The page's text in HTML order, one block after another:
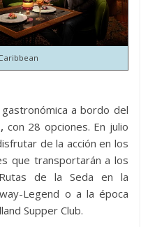
a bordo del
con 28 opciones. En julio
de la acción en los
que transportarán a los
de la Seda en la
Legend o a la época
Supper Club.